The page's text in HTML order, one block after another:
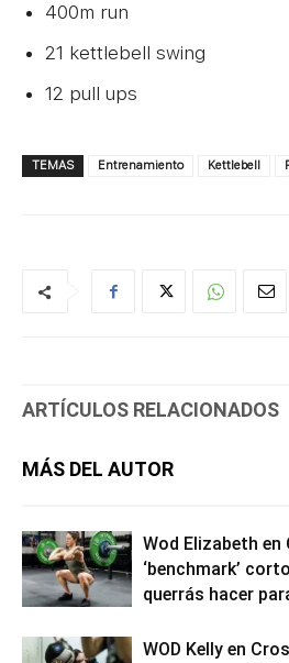
400m run
21 kettlebell swing
12 pull ups
TEMAS Entrenamiento Kettlebell
ARTÍCULOS RELACIONADOS
MÁS DEL AUTOR
Wod Elizabeth en
‘benchmark’
querrás hacer
WOD Kelly en